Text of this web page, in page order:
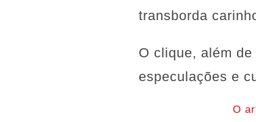
transborda
O clique, além
especulações e
O